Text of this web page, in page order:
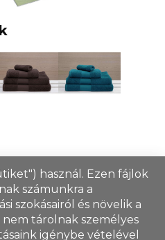
használ. Ezen fájlok
számunkra a
szokásairól és növelik a
tárolnak személyes
igénybe vételével